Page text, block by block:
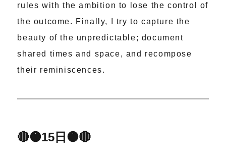
rules with the ambition to lose the control of
the outcome. Finally, I try to capture the
beauty of the unpredictable; document
shared times and space, and recompose
their reminiscences.
🔴🟠15日🟠🔴